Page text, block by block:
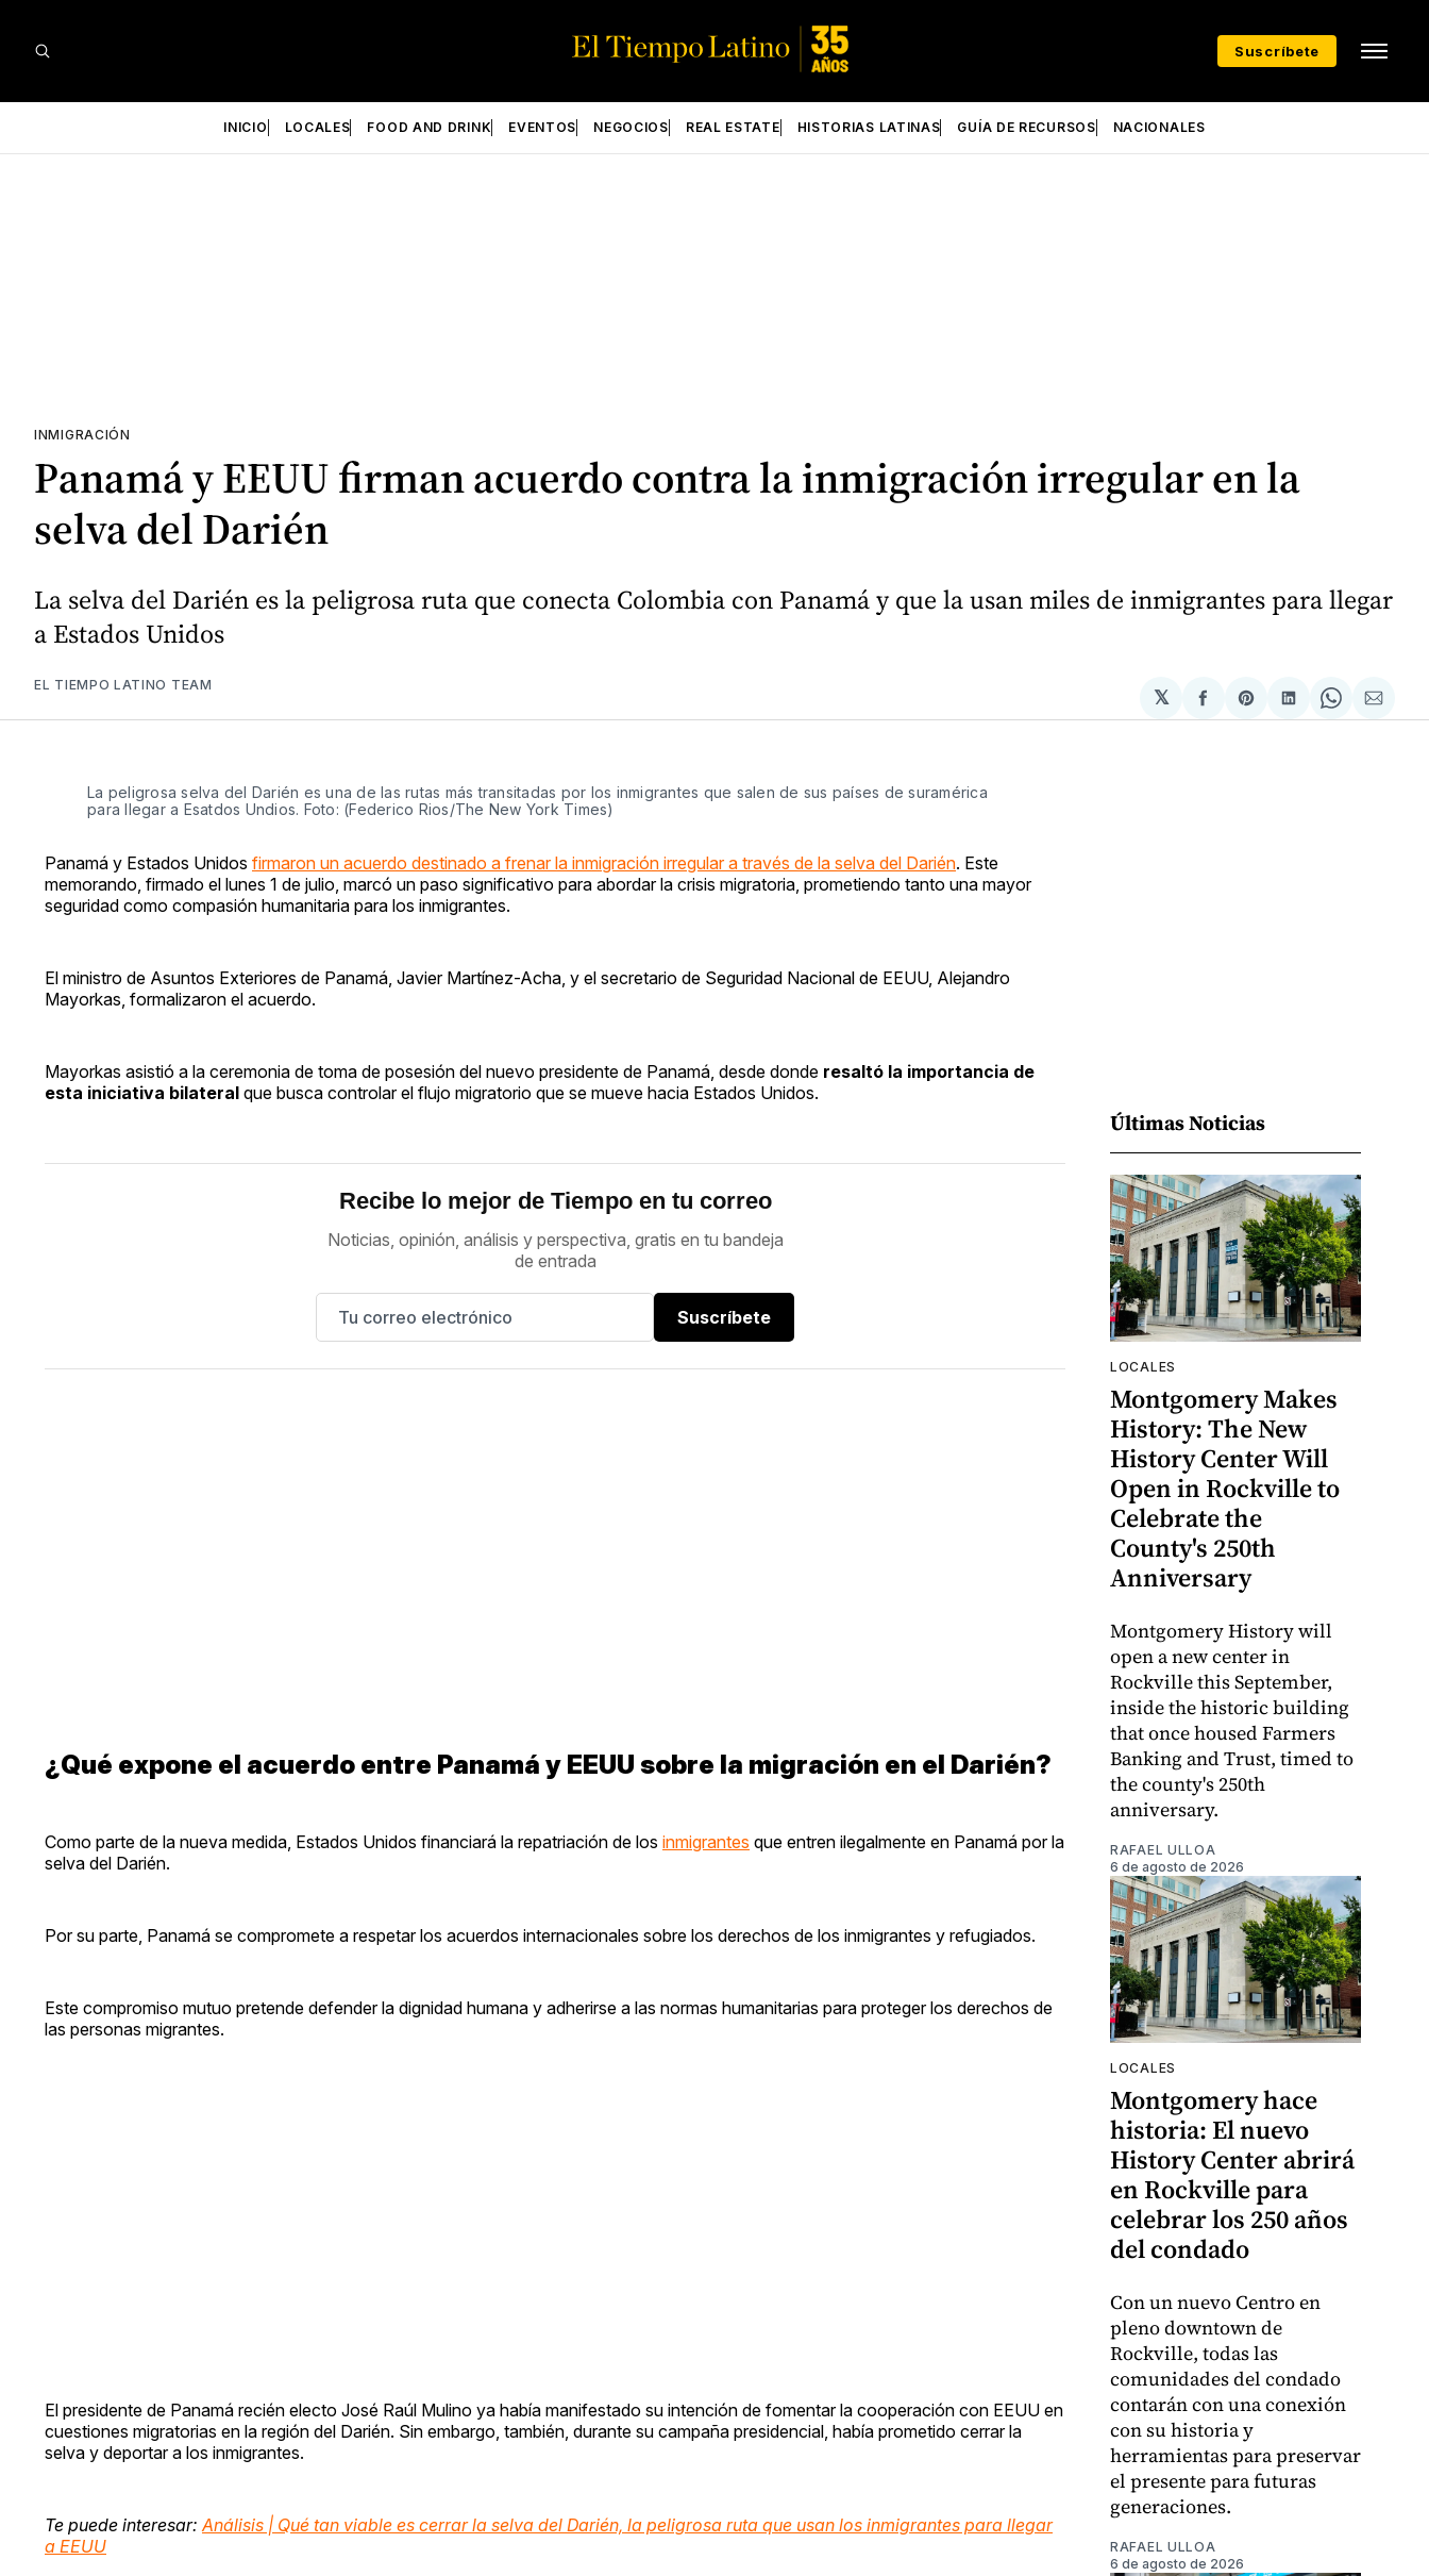
Suscríbete
INICIO LOCALES FOOD AND DRINK EVENTOS NEGOCIOS REAL ESTATE HISTORIAS LATINAS GUÍA DE RECURSOS NACIONALES
INMIGRACIÓN
Panamá y EEUU firman acuerdo contra la inmigración irregular en la
selva del Darién
La selva del Darién es la peligrosa ruta que conecta Colombia con Panamá y que la usan miles de inmigrantes para llegar
a Estados Unidos
EL TIEMPO LATINO TEAM
𝕏
Compartir
en
Share
on
Compartir
en
Share
on
via
La peligrosa selva del Darién es una de las rutas más transitadas por los inmigrantes que salen de sus países de suramérica
para llegar a Esatdos Undios. Foto: (Federico Rios/The New York Times)
Panamá y Estados Unidos firmaron un acuerdo destinado a frenar la inmigración irregular a través de la selva del Darién. Este
memorando, firmado el lunes 1 de julio, marcó un paso significativo para abordar la crisis migratoria, prometiendo tanto una mayor
seguridad como compasión humanitaria para los inmigrantes.
El ministro de Asuntos Exteriores de Panamá, Javier Martínez-Acha, y el secretario de Seguridad Nacional de EEUU, Alejandro
Mayorkas, formalizaron el acuerdo.
Mayorkas asistió a la ceremonia de toma de posesión del nuevo presidente de Panamá, desde donde resaltó la importancia de
esta iniciativa bilateral que busca controlar el flujo migratorio que se mueve hacia Estados Unidos.
Recibe lo mejor de Tiempo en tu correo
Noticias, opinión, análisis y perspectiva, gratis en tu bandeja
de entrada
Suscríbete
¿Qué expone el acuerdo entre Panamá y EEUU sobre la migración en el Darién?
Como parte de la nueva medida, Estados Unidos financiará la repatriación de los inmigrantes que entren ilegalmente en Panamá por la
selva del Darién.
Por su parte, Panamá se compromete a respetar los acuerdos internacionales sobre los derechos de los inmigrantes y refugiados.
Este compromiso mutuo pretende defender la dignidad humana y adherirse a las normas humanitarias para proteger los derechos de
las personas migrantes.
El presidente de Panamá recién electo José Raúl Mulino ya había manifestado su intención de fomentar la cooperación con EEUU en
cuestiones migratorias en la región del Darién. Sin embargo, también, durante su campaña presidencial, había prometido cerrar la
selva y deportar a los inmigrantes.
Te puede interesar: Análisis | Qué tan viable es cerrar la selva del Darién, la peligrosa ruta que usan los inmigrantes para llegar
a EEUU
Últimas Noticias
LOCALES
Montgomery Makes
History: The New
History Center Will
Open in Rockville to
Celebrate the
County's 250th
Anniversary
Montgomery History will
open a new center in
Rockville this September,
inside the historic building
that once housed Farmers
Banking and Trust, timed to
the county's 250th
anniversary.
RAFAEL ULLOA
6 de agosto de 2026
LOCALES
Montgomery hace
historia: El nuevo
History Center abrirá
en Rockville para
celebrar los 250 años
del condado
Con un nuevo Centro en
pleno downtown de
Rockville, todas las
comunidades del condado
contarán con una conexión
con su historia y
herramientas para preservar
el presente para futuras
generaciones.
RAFAEL ULLOA
6 de agosto de 2026